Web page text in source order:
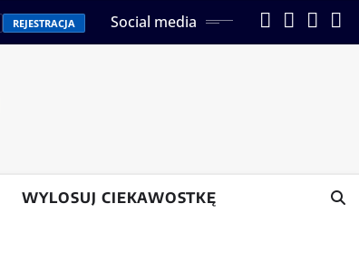
REJESTRACJA Social media
WYLOSUJ CIEKAWOSTKĘ